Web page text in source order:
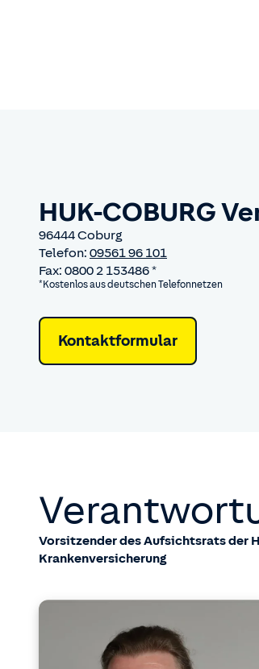
HUK-COBURG
96444 Coburg
Telefon: 09561 96 101
Fax: 0800 2 153486 *
*Kostenlos aus deutschen Telefonnetzen
Kontaktformular
Vorsitzender des Aufsichtsrats der
Krankenversicherung